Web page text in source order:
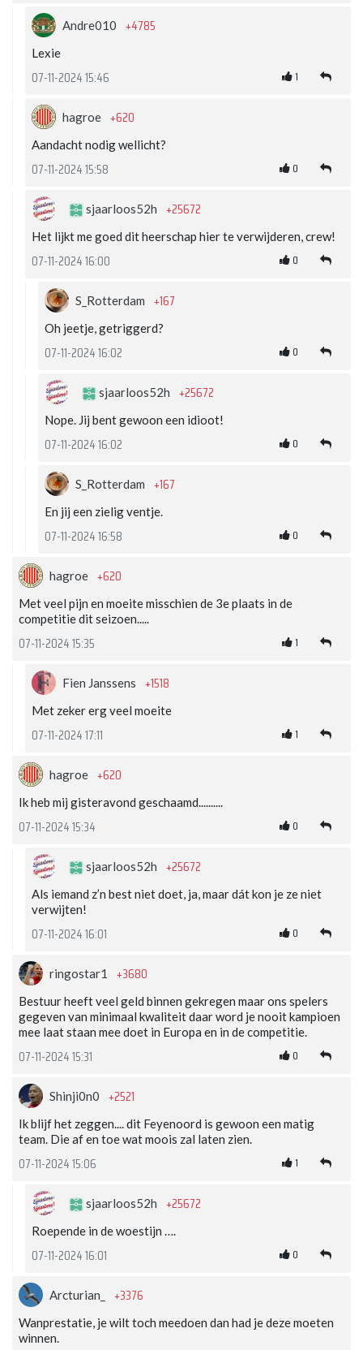
Andre010 +4785
Lexie
07-11-2024 15:46 1
hagroe +620
Aandacht nodig wellicht?
07-11-2024 15:58 0
sjaarloos52h +25672
Het lijkt me goed dit heerschap hier te verwijderen, crew!
07-11-2024 16:00 0
S_Rotterdam +167
Oh jeetje, getriggerd?
07-11-2024 16:02 0
sjaarloos52h +25672
Nope. Jij bent gewoon een idioot!
07-11-2024 16:02 0
S_Rotterdam +167
En jij een zielig ventje.
07-11-2024 16:58 0
hagroe +620
Met veel pijn en moeite misschien de 3e plaats in de
competitie dit seizoen.....
07-11-2024 15:35 1
Fien Janssens +1518
Met zeker erg veel moeite
07-11-2024 17:11 1
hagroe +620
Ik heb mij gisteravond geschaamd..........
07-11-2024 15:34 0
sjaarloos52h +25672
Als iemand z’n best niet doet, ja, maar dát kon je ze niet
verwijten!
07-11-2024 16:01 0
ringostar1 +3680
Bestuur heeft veel geld binnen gekregen maar ons spelers
gegeven van minimaal kwaliteit daar word je nooit kampioen
mee laat staan mee doet in Europa en in de competitie.
07-11-2024 15:31 0
Shinji0n0 +2521
Ik blijf het zeggen.... dit Feyenoord is gewoon een matig
team. Die af en toe wat moois zal laten zien.
07-11-2024 15:06 1
sjaarloos52h +25672
Roepende in de woestijn ….
07-11-2024 16:01 0
Arcturian_ +3376
Wanprestatie, je wilt toch meedoen dan had je deze moeten
winnen.